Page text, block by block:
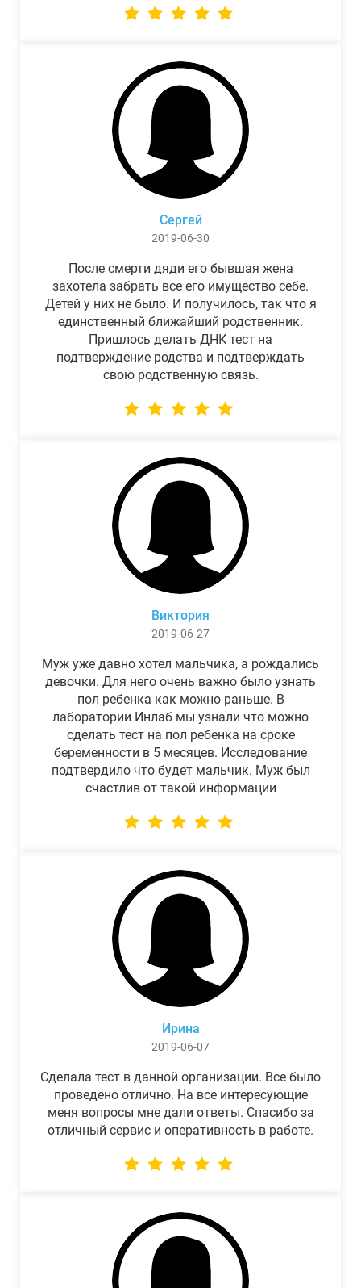
Сергей
2019-06-30
После смерти дяди его бывшая жена
захотела забрать все его имущество себе.
Детей у них не было. И получилось, так что я
единственный ближайший родственник.
Пришлось делать ДНК тест на
подтверждение родства и подтверждать
свою родственную связь.
Виктория
2019-06-27
Муж уже давно хотел мальчика, а рождались
девочки. Для него очень важно было узнать
пол ребенка как можно раньше. В
лаборатории Инлаб мы узнали что можно
сделать тест на пол ребенка на сроке
беременности в 5 месяцев. Исследование
подтвердило что будет мальчик. Муж был
счастлив от такой информации
Ирина
2019-06-07
Сделала тест в данной организации. Все было
проведено отлично. На все интересующие
меня вопросы мне дали ответы. Спасибо за
отличный сервис и оперативность в работе.